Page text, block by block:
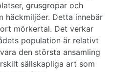
grusgropar och
häckmiljöer. Detta innebär
mörkertal. Det verkar
population är relativt
den största ansamling
sällskapliga art som